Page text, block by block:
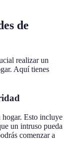
de
realizar un
Aquí tienes
hogar. Esto incluye
un intruso pueda
comenzar a